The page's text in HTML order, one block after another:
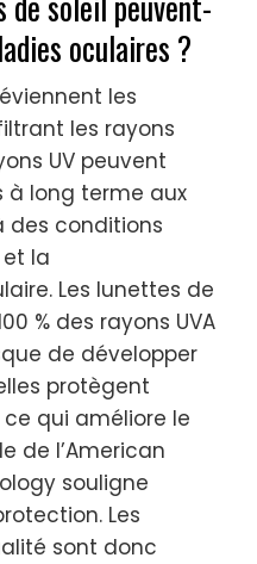
oculaires ?
les
les rayons
UV peuvent
à long terme aux
des conditions
la
Les lunettes de
% des rayons UVA
de développer
protègent
ce qui améliore le
de l’American
souligne
Les
sont donc